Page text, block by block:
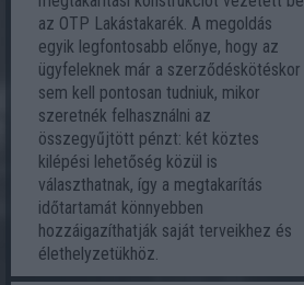
az OTP Lakástakarék. A megoldás
egyik legfontosabb előnye, hogy az
ügyfeleknek már a szerződéskötéskor
sem kell pontosan tudniuk, mikor
szeretnék felhasználni az
összegyűjtött pénzt: két köztes
kilépési lehetőség közül is
választhatnak, így a megtakarítás
időtartamát könnyebben
hozzáigazíthatják saját terveikhez és
élethelyzetükhöz.